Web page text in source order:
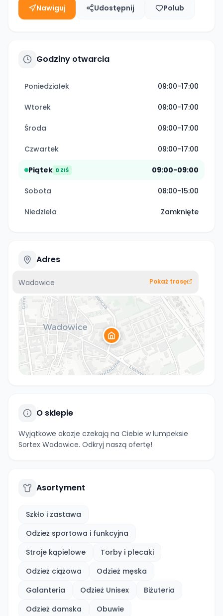
Nawiguj Udostępnij Polub
Godziny otwarcia
Poniedziałek 09:00-17:00
Wtorek 09:00-17:00
Środa 09:00-17:00
Czwartek 09:00-17:00
Piątek DZIŚ 09:00-09:00
Sobota 08:00-15:00
Niedziela Zamknięte
Adres
Wadowice Pokaż trasę
O sklepie
Wyjątkowe okazje czekają na Ciebie w lumpeksie
Sortex Wadowice. Odkryj naszą ofertę!
Asortyment
Szkło i zastawa
Odzież sportowa i funkcyjna
Stroje kąpielowe
Torby i plecaki
Odzież ciążowa
Odzież męska
Galanteria
Odzież Unisex
Biżuteria
Odzież damska
Obuwie